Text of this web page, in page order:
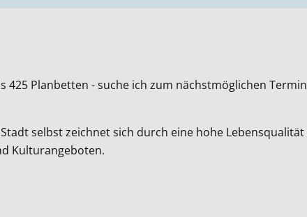
Planbetten - suche ich zum nächstmöglichen
selbst zeichnet sich durch eine hohe
Kulturangeboten.